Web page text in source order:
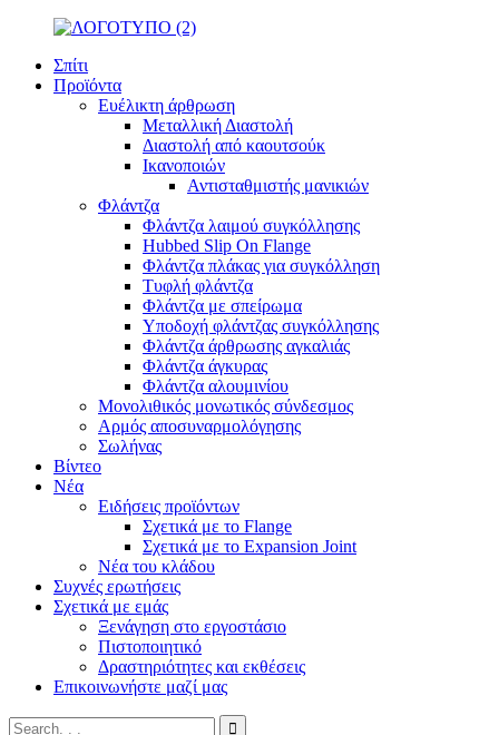
Σπίτι
Προϊόντα
Ευέλικτη άρθρωση
Μεταλλική Διαστολή
Διαστολή από καουτσούκ
Ικανοποιών
Αντισταθμιστής μανικιών
Φλάντζα
Φλάντζα λαιμού συγκόλλησης
Hubbed Slip On Flange
Φλάντζα πλάκας για συγκόλληση
Τυφλή φλάντζα
Φλάντζα με σπείρωμα
Υποδοχή φλάντζας συγκόλλησης
Φλάντζα άρθρωσης αγκαλιάς
Φλάντζα άγκυρας
Φλάντζα αλουμινίου
Μονολιθικός μονωτικός σύνδεσμος
Αρμός αποσυναρμολόγησης
Σωλήνας
Βίντεο
Νέα
Ειδήσεις προϊόντων
Σχετικά με το Flange
Σχετικά με το Expansion Joint
Νέα του κλάδου
Συχνές ερωτήσεις
Σχετικά με εμάς
Ξενάγηση στο εργοστάσιο
Πιστοποιητικό
Δραστηριότητες και εκθέσεις
Επικοινωνήστε μαζί μας